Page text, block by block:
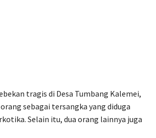
tragis di Desa Tumbang Kalemei,
sebagai tersangka yang diduga
Selain itu, dua orang lainnya juga